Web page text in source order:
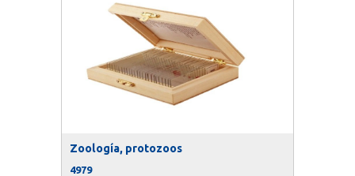
Zoología, protozoos
4979